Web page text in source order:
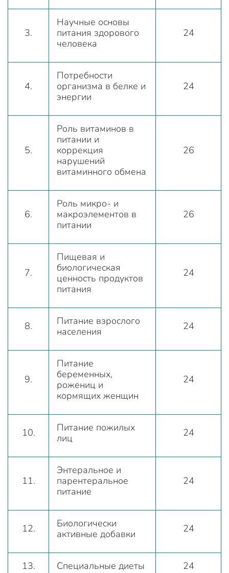
3.
Научные основы
питания здорового
человека
24
4.
Потребности
организма в белке и
энергии
24
5.
Роль витаминов в
питании и
коррекция
нарушений
витаминного обмена
26
6.
Роль микро- и
макроэлементов в
питании
26
7.
Пищевая и
биологическая
ценность продуктов
питания
24
8.
Питание взрослого
населения
24
9.
Питание
беременных,
рожениц и
кормящих женщин
24
10.
Питание пожилых
лиц
24
11.
Энтеральное и
парентеральное
питание
24
12.
Биологически
активные добавки
24
13. Специальные диеты 24